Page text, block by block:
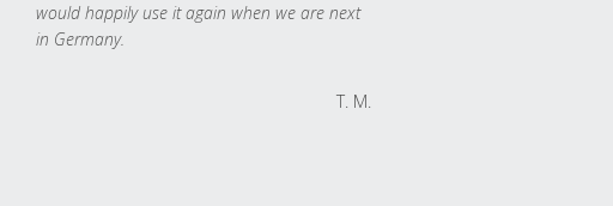
would happily use it again when we are next
in Germany.
T. M.